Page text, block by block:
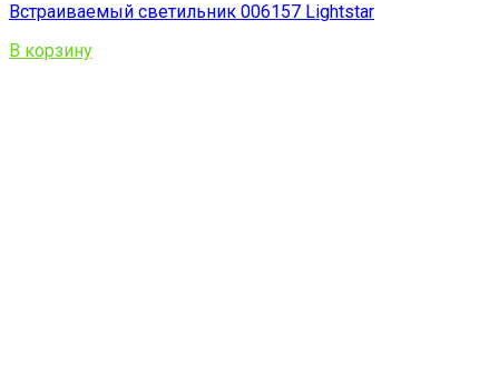
Встраиваемый светильник 006157 Lightstar
В корзину